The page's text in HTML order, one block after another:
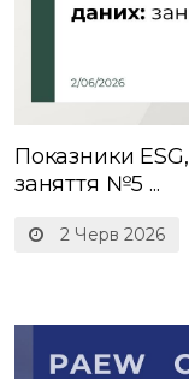
2 Черв 2026
Показники
заняття №5 ...